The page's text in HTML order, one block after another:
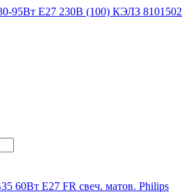
95Вт E27 230В (100) КЭЛЗ 8101502